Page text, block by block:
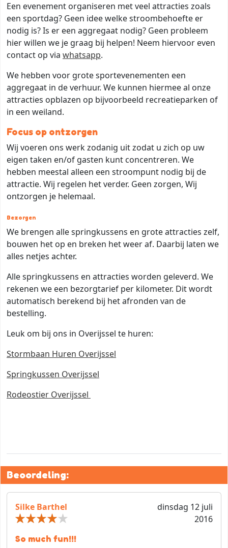
Een evenement organiseren met veel attracties zoals
een sportdag? Geen idee welke stroombehoefte er
nodig is? Is er een aggregaat nodig? Geen probleem
hier willen we je graag bij helpen! Neem hiervoor even
contact op via whatsapp.
We hebben voor grote sportevenementen een
aggregaat in de verhuur. We kunnen hiermee al onze
attracties opblazen op bijvoorbeeld recreatieparken of
in een weiland.
Focus op ontzorgen
Wij voeren ons werk zodanig uit zodat u zich op uw
eigen taken en/of gasten kunt concentreren. We
hebben meestal alleen een stroompunt nodig bij de
attractie. Wij regelen het verder. Geen zorgen, Wij
ontzorgen je helemaal.
Bezorgen
We brengen alle springkussens en grote attracties zelf,
bouwen het op en breken het weer af. Daarbij laten we
alles netjes achter.
Alle springkussens en attracties worden geleverd. We
rekenen we een bezorgtarief per kilometer. Dit wordt
automatisch berekend bij het afronden van de
bestelling.
Leuk om bij ons in Overijssel te huren:
Stormbaan Huren Overijssel
Springkussen Overijssel
Rodeostier Overijssel
Beoordeling:
Silke Barthel
dinsdag 12 juli
2016
So much fun!!!